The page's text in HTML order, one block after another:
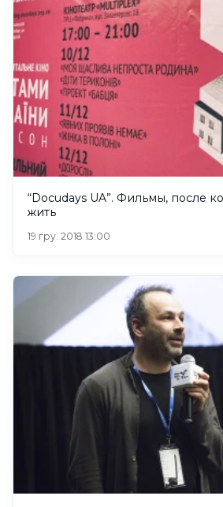
“Docudays UA”. Фильмы, после
жить
19 гру. 2018 13:00